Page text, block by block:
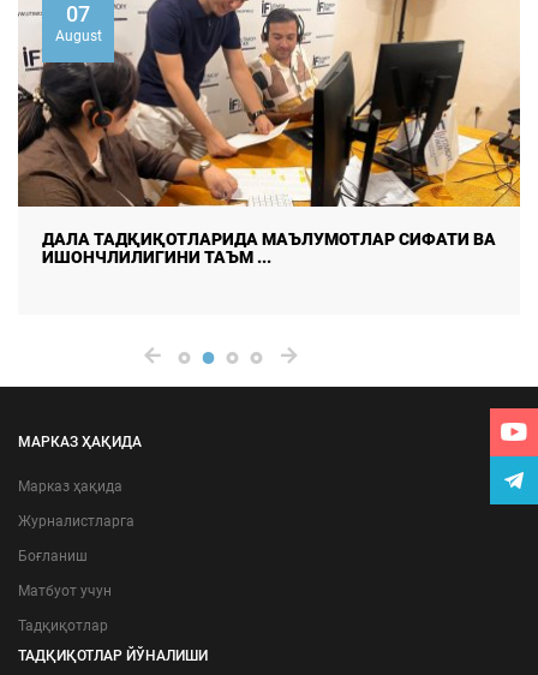
07
August
ДАЛА ТАДҚИҚОТЛАРИДА МАЪЛУМОТЛАР СИФАТИ ВА
ИШОНЧЛИЛИГИНИ ТАЪМ ...
МАРКАЗ ҲАҚИДА
Марказ ҳақида
Журналистларга
Боғланиш
Матбуот учун
Тадқиқотлар
ТАДҚИҚОТЛАР ЙЎНАЛИШИ